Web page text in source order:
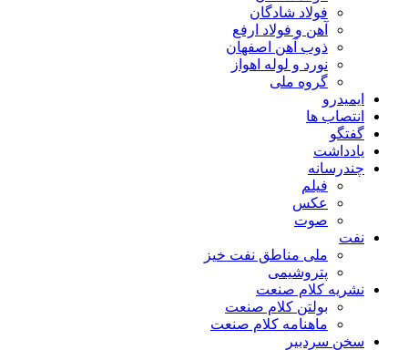
فولاد شادگان
آهن و فولاد ارفع
ذوب آهن اصفهان
نورد و لوله اهواز
گروه ملی
ایمیدرو
انتصاب ها
گفتگو
یادداشت
چندرسانه
فیلم
عکس
صوت
نفت
ملی مناطق نفت خیز
پتروشیمی
نشریه کلام صنعت
بولتن کلام صنعت
ماهنامه کلام صنعت
سخن سردبیر